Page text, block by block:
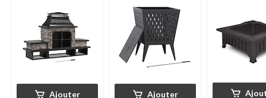
Ajouter Ajouter